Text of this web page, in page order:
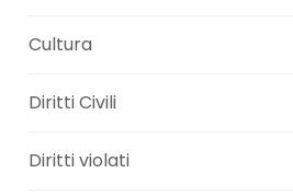
Cultura
Diritti Civili
Diritti violati